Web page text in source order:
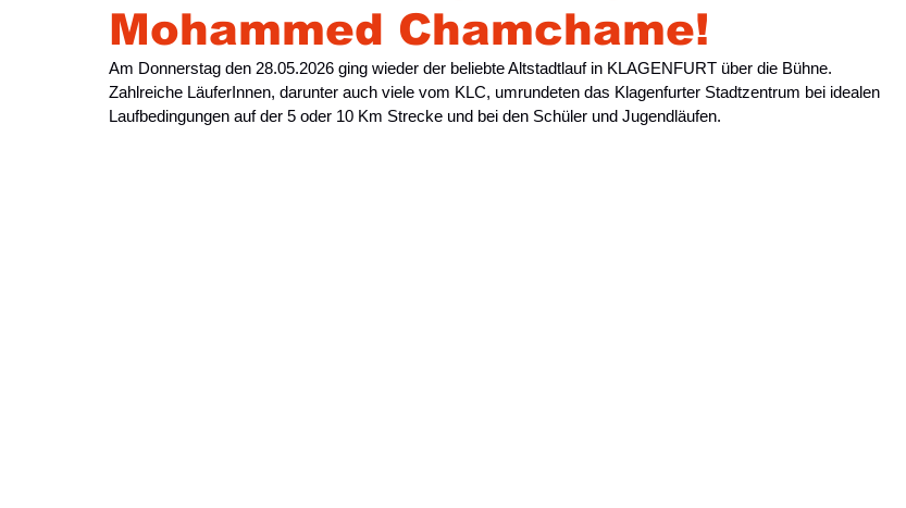
Mohammed Chamchame!
Am Donnerstag den 28.05.2026 ging wieder der beliebte Altstadtlauf in KLAGENFURT über die Bühne.
Zahlreiche LäuferInnen, darunter auch viele vom KLC, umrundeten das Klagenfurter Stadtzentrum bei idealen
Laufbedingungen auf der 5 oder 10 Km Strecke und bei den Schüler und Jugendläufen.